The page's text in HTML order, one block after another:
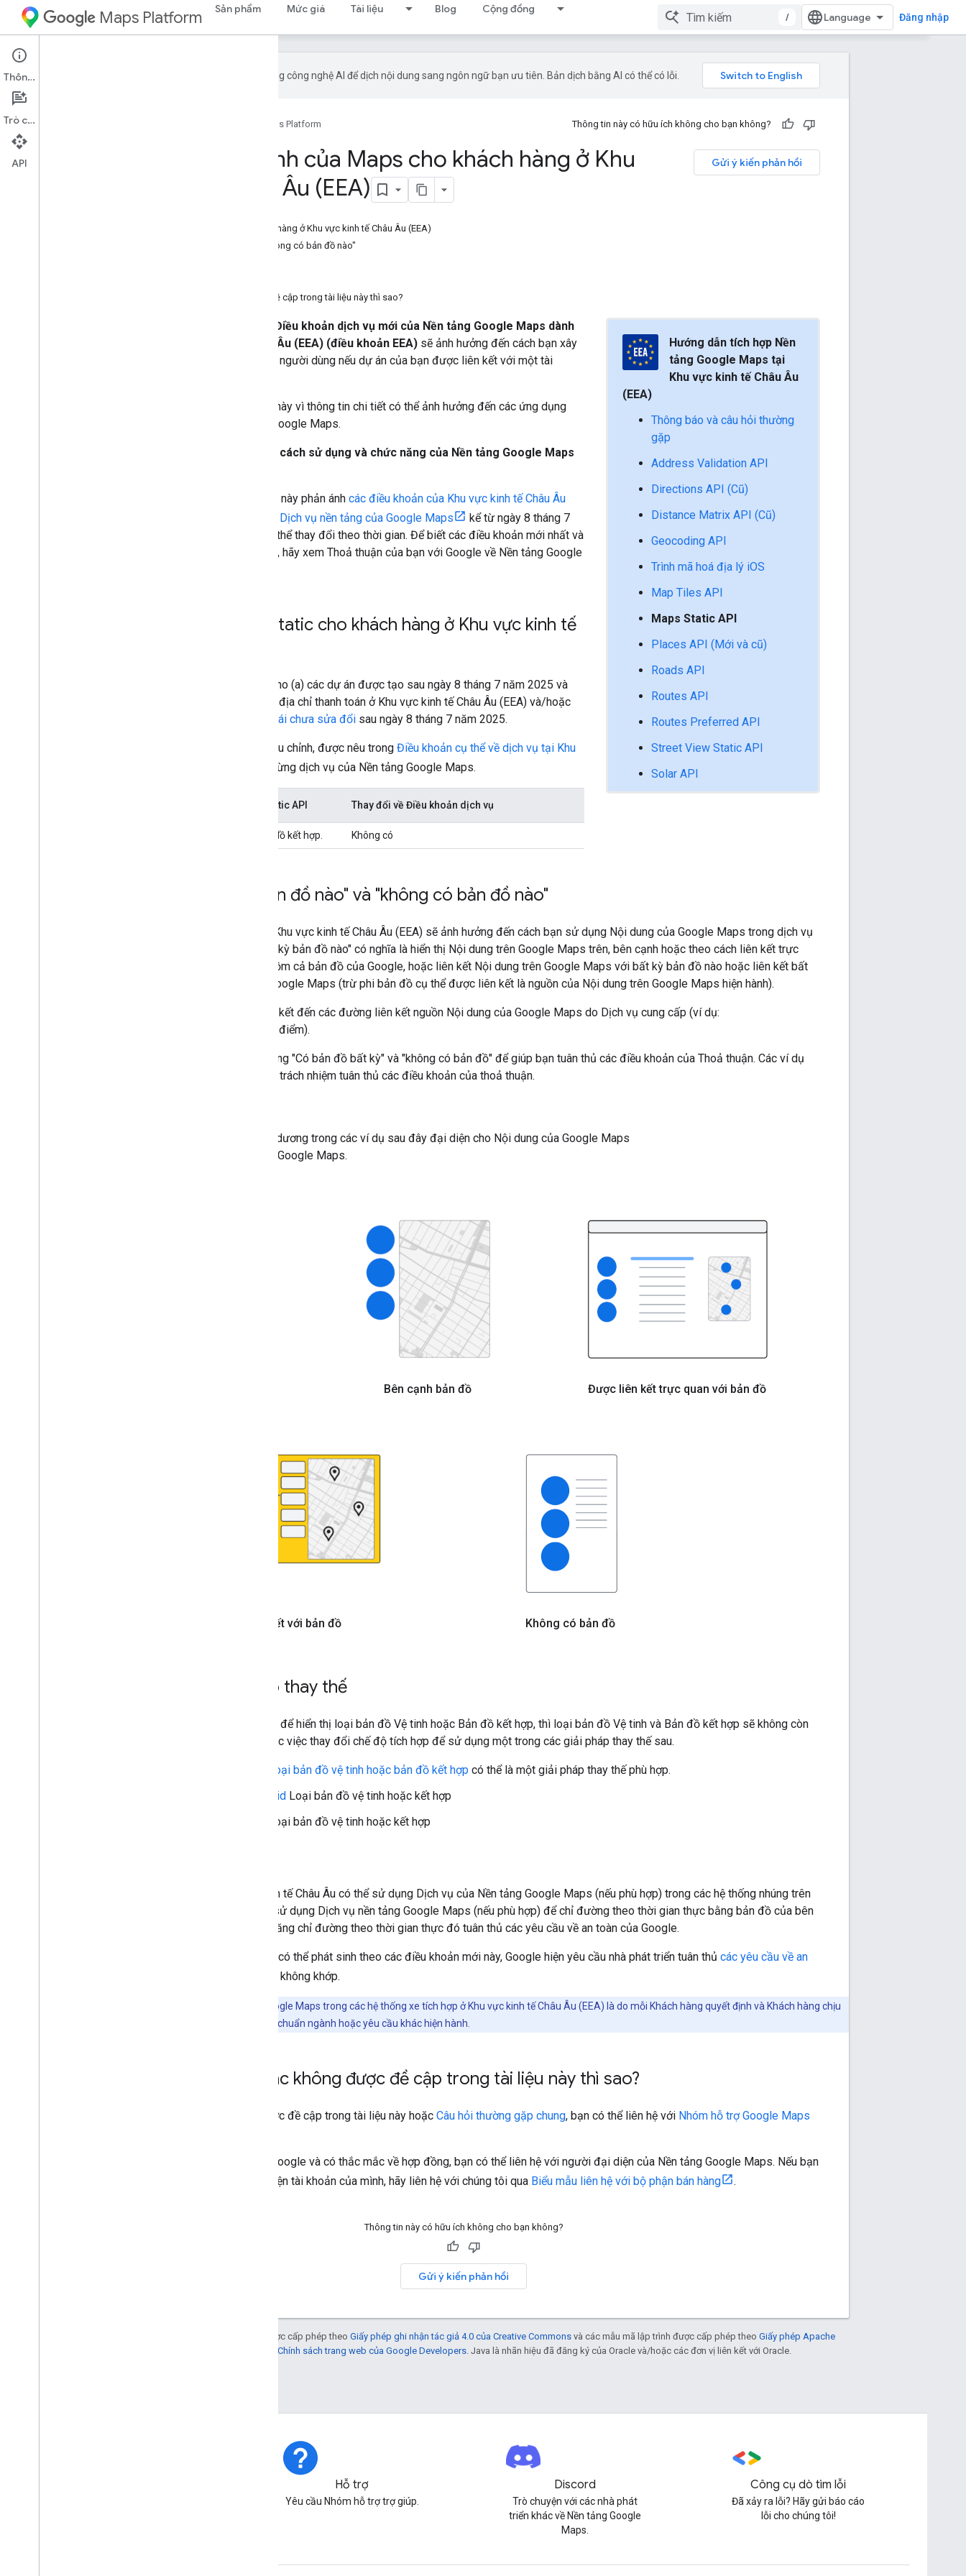
Maps Platform Sản phẩm Mức giá Tài liệu Blog Cộng đồng
/ Đăng nhập
Google sử dụng công nghệ AI để dịch nội dung sang ngôn ngữ bạn ưu tiên. Bản dịch bằng AI có thể có lỗi.
Google Maps Platform Thông tin này có hữu ích không cho bạn không?
Gửi ý kiến phản hồi
Điều chỉnh API tĩnh của Maps cho khách hàng ở Khu
vực kinh tế Châu Âu (EEA)
Điều chỉnh API Maps Static cho khách hàng ở Khu vực kinh tế Châu Âu (EEA)
Ví dụ về "Có bất kỳ bản đồ nào" và "không có bản đồ nào"
Nếu tôi có câu hỏi khác không được đề cập trong tài liệu này thì sao?
Hướng dẫn tích hợp Nền
tảng Google Maps tại
Khu vực kinh tế Châu Âu
(EEA)
Thông báo và câu hỏi thường
gặp
Address Validation API
Directions API (Cũ)
Distance Matrix API (Cũ)
Geocoding API
Trình mã hoá địa lý iOS
Map Tiles API
Maps Static API
Places API (Mới và cũ)
Roads API
Routes API
Routes Preferred API
Street View Static API
Solar API
Điều khoản dịch vụ mới của Nền tảng Google Maps dành
riêng cho Khu vực kinh tế Châu Âu (EEA) (điều khoản EEA) sẽ ảnh hưởng đến cách bạn xây
dựng ứng dụng và trải nghiệm cho người dùng nếu dự án của bạn được liên kết với một tài
này vì thông tin chi tiết có thể ảnh hưởng đến các ứng dụng
hiện có và mới tích hợp Nền tảng Google Maps.
các thay đổi về cách sử dụng và chức năng của Nền tảng Google Maps
Thông tin được mô tả trong tài liệu này phản ánh các điều khoản của Khu vực kinh tế Châu Âu
(EEA) điều chỉnh việc bạn sử dụng Dịch vụ nền tảng của Google Maps
kể từ ngày 8 tháng 7
năm 2025. Các điều khoản này có thể thay đổi theo thời gian. Để biết các điều khoản mới nhất và
có tính ràng buộc áp dụng cho bạn, hãy xem Thoả thuận của bạn với Google về Nền tảng Google
Điều chỉnh API Maps Static cho khách hàng ở Khu vực kinh tế
Các mức điều chỉnh này áp dụng cho (a) các dự án được tạo sau ngày 8 tháng 7 năm 2025 và
được liên kết với một tài khoản có địa chỉ thanh toán ở Khu vực kinh tế Châu Âu (EEA) và/hoặc
Trạng thái chưa sửa đổi sau ngày 8 tháng 7 năm 2025.
Bảng sau đây tóm tắt các mức điều chỉnh, được nêu trong Điều khoản cụ thể về dịch vụ tại Khu
, cho từng dịch vụ của Nền tảng Google Maps.
Điều chỉnh chức năng của Maps Static API Thay đổi về Điều khoản dịch vụ
Không có loại bản đồ Vệ tinh và Bản đồ kết hợp. Không có
Ví dụ về "Có bất kỳ bản đồ nào" và "không có bản đồ nào"
Những thay đổi về điều khoản tại Khu vực kinh tế Châu Âu (EEA) sẽ ảnh hưởng đến cách bạn sử dụng Nội dung của Google Maps trong dịch vụ
"Bất kỳ bản đồ nào". "Cùng với bất kỳ bản đồ nào" có nghĩa là hiển thị Nội dung trên Google Maps trên, bên cạnh hoặc theo cách liên kết trực
quan với bất kỳ bản đồ nào, bao gồm cả bản đồ của Google, hoặc liên kết Nội dung trên Google Maps với bất kỳ bản đồ nào hoặc liên kết bất
kỳ bản đồ nào với Nội dung trên Google Maps (trừ phi bản đồ cụ thể được liên kết là nguồn của Nội dung trên Google Maps hiện hành).
Để rõ ràng, bạn có thể tiếp tục liên kết đến các đường liên kết nguồn Nội dung của Google Maps do Dịch vụ cung cấp (ví dụ:
trong API Địa điểm).
Các ví dụ sau đây minh hoạ nội dung "Có bản đồ bất kỳ" và "không có bản đồ" để giúp bạn tuân thủ các điều khoản của Thoả thuận. Các ví dụ
không đầy đủ. Cuối cùng, bạn chịu trách nhiệm tuân thủ các điều khoản của thoả thuận.
Các vòng tròn màu xanh dương trong các ví dụ sau đây đại diện cho Nội dung của Google Maps
từ Dịch vụ của Nền tảng Google Maps.
Bên cạnh bản đồ Được liên kết trực quan với bản đồ
Đã liên kết với bản đồ Không có bản đồ
Các giải pháp tích hợp thay thế
Nếu bạn sử dụng Maps Static API để hiển thị loại bản đồ Vệ tinh hoặc Bản đồ kết hợp, thì loại bản đồ Vệ tinh và Bản đồ kết hợp sẽ không còn
hoạt động nữa. Bạn có thể cân nhắc việc thay đổi chế độ tích hợp để sử dụng một trong các giải pháp thay thế sau.
Loại bản đồ vệ tinh hoặc bản đồ kết hợp có thể là một giải pháp thay thế phù hợp.
SDK Bản đồ dành cho Android Loại bản đồ vệ tinh hoặc kết hợp
Loại bản đồ vệ tinh hoặc kết hợp
Giờ đây, khách hàng ở Khu vực kinh tế Châu Âu có thể sử dụng Dịch vụ của Nền tảng Google Maps (nếu phù hợp) trong các hệ thống nhúng trên
xe. Các ứng dụng đó cũng có thể sử dụng Dịch vụ nền tảng Google Maps (nếu phù hợp) để chỉ đường theo thời gian thực bằng bản đồ của bên
thứ ba, miễn là việc sử dụng tính năng chỉ đường theo thời gian thực đó tuân thủ các yêu cầu về an toàn của Google.
Do các rủi ro về an toàn đường bộ có thể phát sinh theo các điều khoản mới này, Google hiện yêu cầu nhà phát triển tuân thủ các yêu cầu về an
để hạn chế rủi ro về đường không khớp.
Việc sử dụng Dịch vụ nền tảng Google Maps trong các hệ thống xe tích hợp ở Khu vực kinh tế Châu Âu (EEA) là do mỗi Khách hàng quyết định và Khách hàng chịu
trách nhiệm tuân thủ mọi luật, quy định, tiêu chuẩn ngành hoặc yêu cầu khác hiện hành.
Nếu tôi có câu hỏi khác không được đề cập trong tài liệu này thì sao?
Nếu có câu hỏi kỹ thuật không được đề cập trong tài liệu này hoặc Câu hỏi thường gặp chung, bạn có thể liên hệ với Nhóm hỗ trợ Google Maps
Nếu đã đàm phán thoả thuận với Google và có thắc mắc về hợp đồng, bạn có thể liên hệ với người đại diện của Nền tảng Google Maps. Nếu bạn
không chắc chắn ai là người đại diện tài khoản của mình, hãy liên hệ với chúng tôi qua Biểu mẫu liên hệ với bộ phận bán hàng .
Thông tin này có hữu ích không cho bạn không?
Gửi ý kiến phản hồi
Trừ phi có lưu ý khác, nội dung của trang này được cấp phép theo Giấy phép ghi nhận tác giả 4.0 của Creative Commons và các mẫu mã lập trình được cấp phép theo Giấy phép Apache
Chính sách trang web của Google Developers . Java là nhãn hiệu đã đăng ký của Oracle và/hoặc các đơn vị liên kết với Oracle.
Hỗ trợ
Yêu cầu Nhóm hỗ trợ trợ giúp.
Discord
Trò chuyện với các nhà phát
triển khác về Nền tảng Google
Maps.
Công cụ dò tìm lỗi
Đã xảy ra lỗi? Hãy gửi báo cáo
lỗi cho chúng tôi!
Thông tin
Trò chuyện
API